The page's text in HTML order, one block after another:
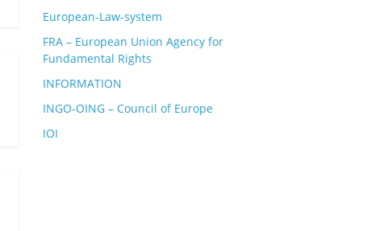
European-Law-system
FRA – European Union Agency for
Fundamental Rights
INFORMATION
INGO-OING – Council of Europe
IOI